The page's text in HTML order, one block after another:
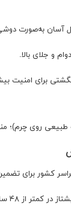
آسان به‌صورت
و جلای بالا.
برای امنیت
طبیعی روی
کشور برای
و امکان پرداخت در محل.